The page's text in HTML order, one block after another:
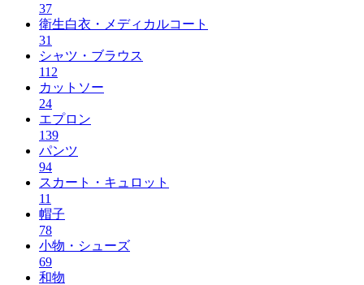
37
衛生白衣・メディカルコート
31
シャツ・ブラウス
112
カットソー
24
エプロン
139
パンツ
94
スカート・キュロット
11
帽子
78
小物・シューズ
69
和物